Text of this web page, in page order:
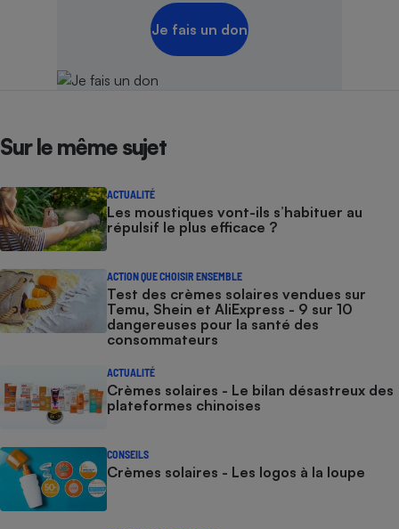
Je fais un don
Sur le même sujet
ACTUALITÉ
Les moustiques vont-ils s’habituer au
répulsif le plus efficace ?
ACTION QUE CHOISIR ENSEMBLE
Test des crèmes solaires vendues sur
Temu, Shein et AliExpress - 9 sur 10
dangereuses pour la santé des
consommateurs
ACTUALITÉ
Crèmes solaires - Le bilan désastreux des
plateformes chinoises
CONSEILS
Crèmes solaires - Les logos à la loupe